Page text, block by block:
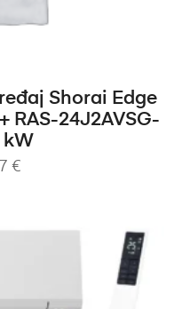
Shorai Edge
RAS-24J2AVSG-
kW
€